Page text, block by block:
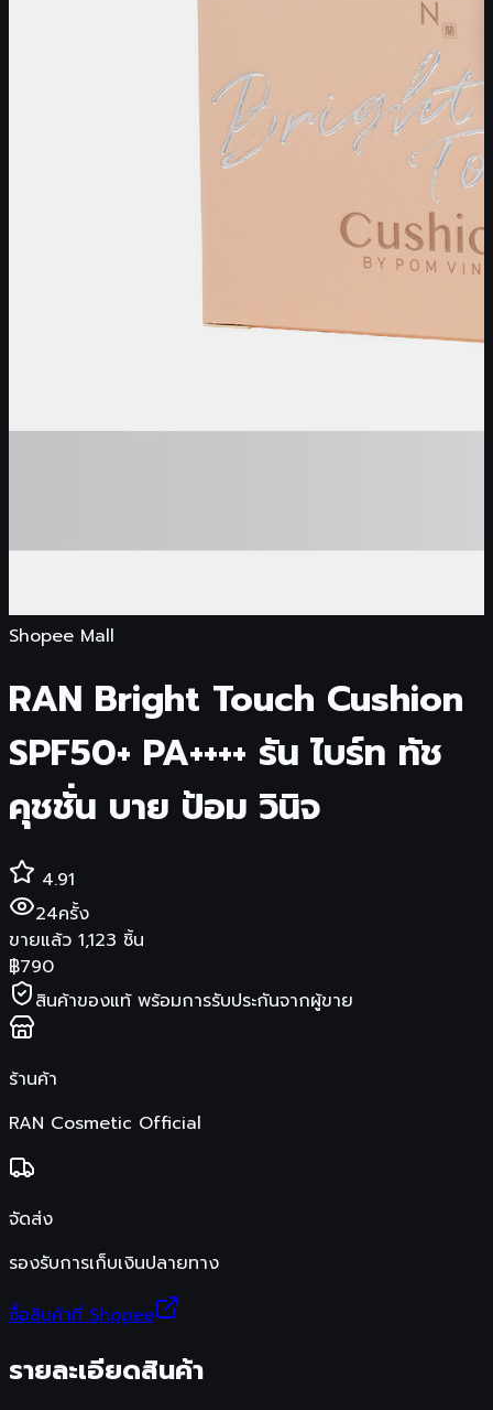
Shopee Mall
RAN Bright Touch Cushion
SPF50+ PA++++ รัน ไบร์ท ทัช
คุชชั่น บาย ป้อม วินิจ
4.91
24ครั้ง
ขายแล้ว 1,123 ชิ้น
฿790
สินค้าของแท้ พร้อมการรับประกันจากผู้ขาย
ร้านค้า
RAN Cosmetic Official
จัดส่ง
รองรับการเก็บเงินปลายทาง
ซื้อสินค้าที่ Shopee
รายละเอียดสินค้า